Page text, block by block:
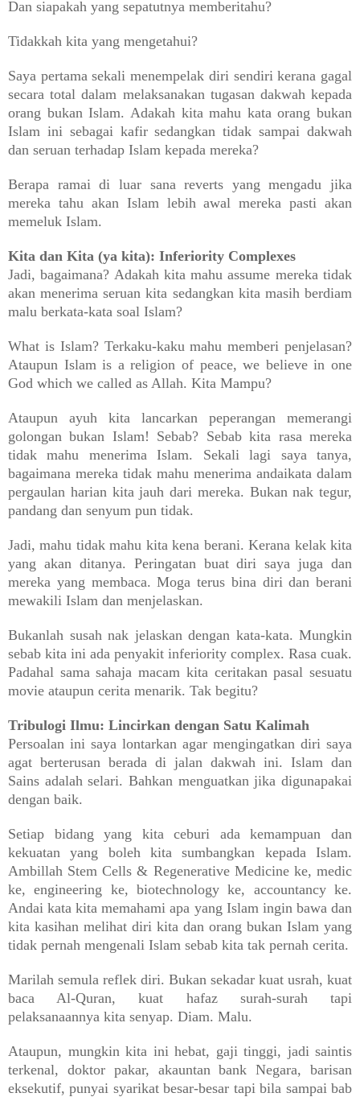
Dan siapakah yang sepatutnya memberitahu?
Tidakkah kita yang mengetahui?
Saya pertama sekali menempelak diri sendiri kerana gagal
secara total dalam melaksanakan tugasan dakwah kepada
orang bukan Islam. Adakah kita mahu kata orang bukan
Islam ini sebagai kafir sedangkan tidak sampai dakwah
dan seruan terhadap Islam kepada mereka?
Berapa ramai di luar sana reverts yang mengadu jika
mereka tahu akan Islam lebih awal mereka pasti akan
memeluk Islam.
Kita dan Kita (ya kita): Inferiority Complexes
Jadi, bagaimana? Adakah kita mahu assume mereka tidak
akan menerima seruan kita sedangkan kita masih berdiam
malu berkata-kata soal Islam?
What is Islam? Terkaku-kaku mahu memberi penjelasan?
Ataupun Islam is a religion of peace, we believe in one
God which we called as Allah. Kita Mampu?
Ataupun ayuh kita lancarkan peperangan memerangi
golongan bukan Islam! Sebab? Sebab kita rasa mereka
tidak mahu menerima Islam. Sekali lagi saya tanya,
bagaimana mereka tidak mahu menerima andaikata dalam
pergaulan harian kita jauh dari mereka. Bukan nak tegur,
pandang dan senyum pun tidak.
Jadi, mahu tidak mahu kita kena berani. Kerana kelak kita
yang akan ditanya. Peringatan buat diri saya juga dan
mereka yang membaca. Moga terus bina diri dan berani
mewakili Islam dan menjelaskan.
Bukanlah susah nak jelaskan dengan kata-kata. Mungkin
sebab kita ini ada penyakit inferiority complex. Rasa cuak.
Padahal sama sahaja macam kita ceritakan pasal sesuatu
movie ataupun cerita menarik. Tak begitu?
Tribulogi Ilmu: Lincirkan dengan Satu Kalimah
Persoalan ini saya lontarkan agar mengingatkan diri saya
agat berterusan berada di jalan dakwah ini. Islam dan
Sains adalah selari. Bahkan menguatkan jika digunapakai
dengan baik.
Setiap bidang yang kita ceburi ada kemampuan dan
kekuatan yang boleh kita sumbangkan kepada Islam.
Ambillah Stem Cells & Regenerative Medicine ke, medic
ke, engineering ke, biotechnology ke, accountancy ke.
Andai kata kita memahami apa yang Islam ingin bawa dan
kita kasihan melihat diri kita dan orang bukan Islam yang
tidak pernah mengenali Islam sebab kita tak pernah cerita.
Marilah semula reflek diri. Bukan sekadar kuat usrah, kuat
baca Al-Quran, kuat hafaz surah-surah tapi
pelaksanaannya kita senyap. Diam. Malu.
Ataupun, mungkin kita ini hebat, gaji tinggi, jadi saintis
terkenal, doktor pakar, akauntan bank Negara, barisan
eksekutif, punyai syarikat besar-besar tapi bila sampai bab